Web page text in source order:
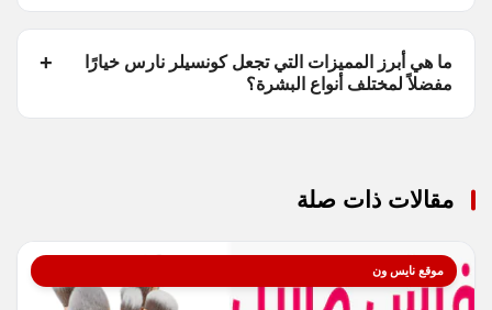
ما هي أبرز المميزات التي تجعل كونسيلر نارس خيارًا
مفضلاً لمختلف أنواع البشرة؟
مقالات ذات صلة
موقع نايس ون